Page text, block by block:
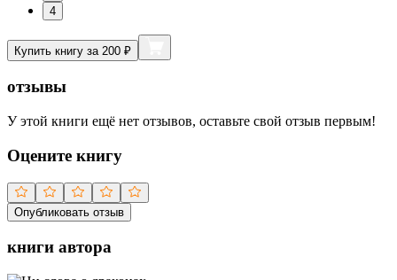
4
Купить книгу за 200 ₽
отзывы
У этой книги ещё нет отзывов, оставьте свой отзыв первым!
Оцените книгу
Опубликовать отзыв
книги автора